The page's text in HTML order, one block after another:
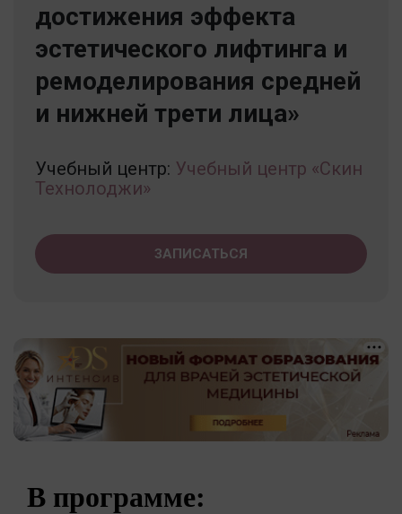
достижения эффекта
эстетического лифтинга и
ремоделирования средней
и нижней трети лица»
Учебный центр: Учебный центр «Скин
Технолоджи»
ЗАПИСАТЬСЯ
В программе: